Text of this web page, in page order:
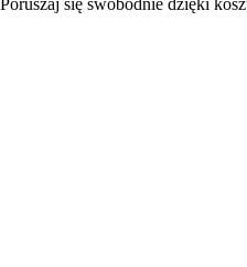
Poruszaj się swobodnie dzięki